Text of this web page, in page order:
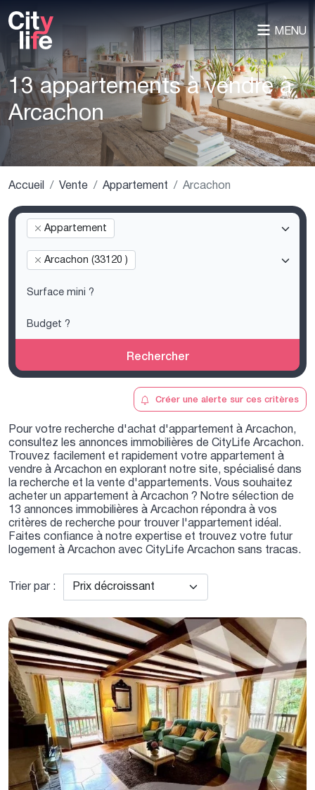
MENU
13 appartements à vendre à
Arcachon
Accueil Vente Appartement Arcachon
Appartement
Arcachon (33120 )
Rechercher
Créer une alerte sur ces critères
Pour votre recherche d'achat d'appartement à Arcachon,
consultez les annonces immobilières de CityLife Arcachon.
Trouvez facilement et rapidement votre appartement à
vendre à Arcachon en explorant notre site, spécialisé dans
la recherche et la vente d'appartements. Vous souhaitez
acheter un appartement à Arcachon ? Notre sélection de
13 annonces immobilières à Arcachon répondra à vos
critères de recherche pour trouver l'appartement idéal.
Faites confiance à notre expertise et trouvez votre futur
logement à Arcachon avec CityLife Arcachon sans tracas.
Trier par :